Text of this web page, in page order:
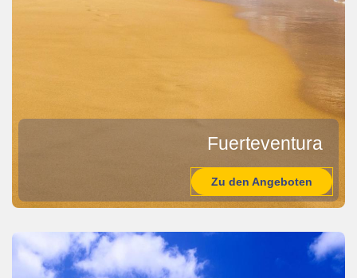
Fuerteventura
Zu den Angeboten